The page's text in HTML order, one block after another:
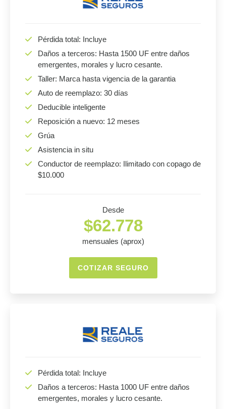
Pérdida total: Incluye
Daños a terceros: Hasta 1500 UF entre daños
emergentes, morales y lucro cesante.
Taller: Marca hasta vigencia de la garantia
Auto de reemplazo: 30 días
Deducible inteligente
Reposición a nuevo: 12 meses
Grúa
Asistencia in situ
Conductor de reemplazo: Ilimitado con copago de
$10.000
Desde
$62.778
mensuales (aprox)
COTIZAR SEGURO
Pérdida total: Incluye
Daños a terceros: Hasta 1000 UF entre daños
emergentes, morales y lucro cesante.